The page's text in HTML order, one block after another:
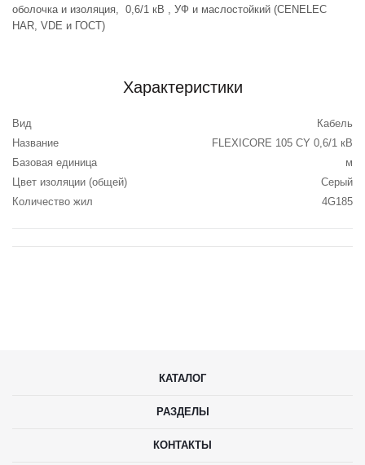
оболочка и изоляция, 0,6/1 кВ , УФ и маслостойкий (CENELEC
HAR, VDE и ГОСТ)
Характеристики
Вид
Кабель
Название
FLEXICORE 105 CY 0,6/1 кВ
Базовая единица
м
Цвет изоляции (общей)
Серый
Количество жил
4G185
КАТАЛОГ
РАЗДЕЛЫ
КОНТАКТЫ